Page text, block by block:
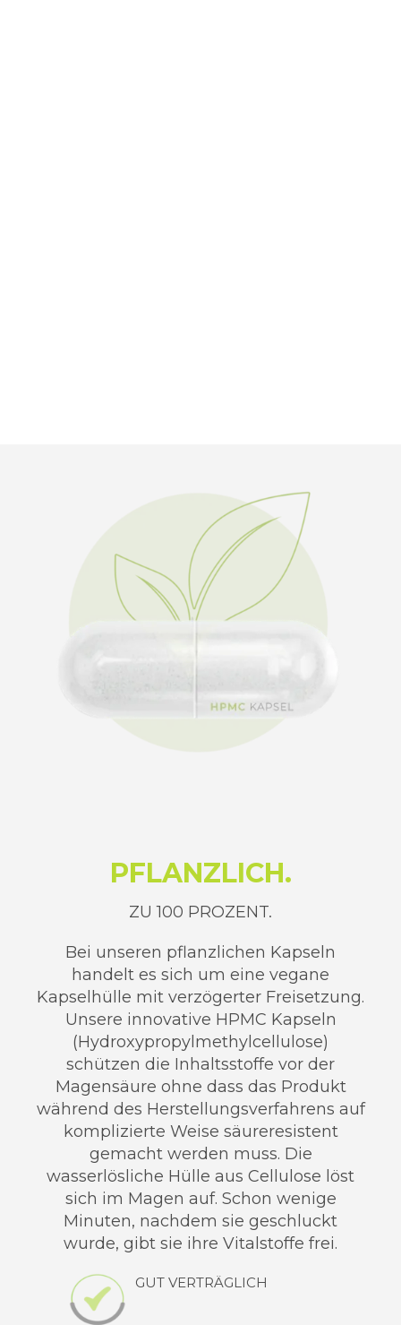
PFLANZLICH.
ZU 100 PROZENT.
Bei unseren pflanzlichen Kapseln
handelt es sich um eine vegane
Kapselhülle mit verzögerter Freisetzung.
Unsere innovative HPMC Kapseln
(Hydroxypropylmethylcellulose)
schützen die Inhaltsstoffe vor der
Magensäure ohne dass das Produkt
während des Herstellungsverfahrens auf
komplizierte Weise säureresistent
gemacht werden muss. Die
wasserlösliche Hülle aus Cellulose löst
sich im Magen auf. Schon wenige
Minuten, nachdem sie geschluckt
wurde, gibt sie ihre Vitalstoffe frei.
GUT VERTRÄGLICH